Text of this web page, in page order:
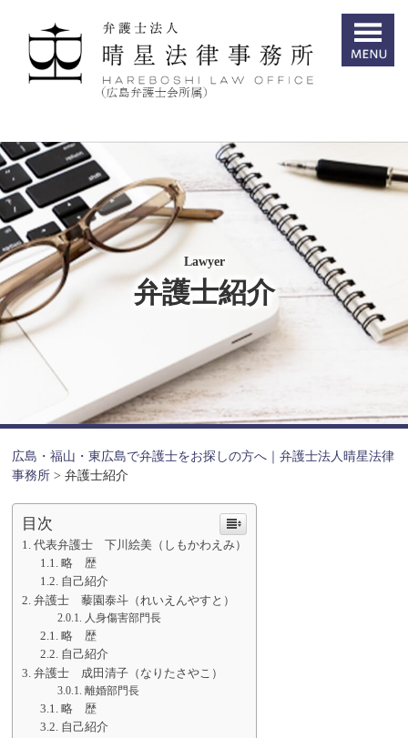
Lawyer
弁護士紹介
広島・福山・東広島で弁護士をお探しの方へ｜弁護士法人晴星法律
事務所 >弁護士紹介
目次
代表弁護士 下川絵美（しもかわえみ）
略 歴
自己紹介
弁護士 藜園泰斗（れいえんやすと）
人身傷害部門長
略 歴
自己紹介
弁護士 成田清子（なりたさやこ）
離婚部門長
略 歴
自己紹介